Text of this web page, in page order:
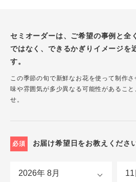
セミオーダーは、ご希望の事例と全
ではなく、できるかぎりイメージを
す。
この季節の旬で新鮮なお花を使って制作
味や雰囲気が多少異なる可能性があること
せ。
必須 お届け希望日をお教えください